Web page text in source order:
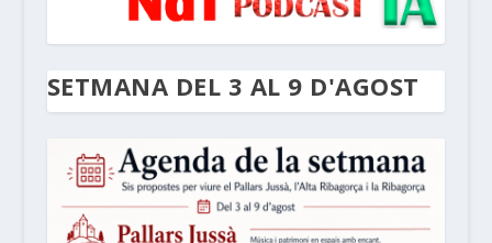
SETMANA DEL 3 AL 9 D'AGOST